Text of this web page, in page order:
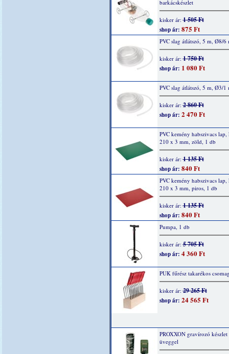
barkácskészlet
kisker ár:1 505 Ft
shop ár: 875 Ft
PVC slag átlátszó, 5 m, Ø8/6
kisker ár:1 750 Ft
shop ár: 1 080 Ft
PVC slag átlátszó, 5 m, Ø3/1
kisker ár:2 860 Ft
shop ár: 2 470 Ft
PVC kemény habszivacs
210 x 3 mm, zöld, 1 db
kisker ár:1 135 Ft
shop ár: 840 Ft
PVC kemény habszivacs
210 x 3 mm, piros, 1 db
kisker ár:1 135 Ft
shop ár: 840 Ft
Pumpa, 1 db
kisker ár:5 705 Ft
shop ár: 4 360 Ft
PUK fűrész takarékos
kisker ár:29 265 Ft
shop ár: 24 565 Ft
PROXXON gravírozó készlet
üveggel